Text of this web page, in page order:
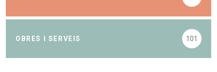
OBRES I SERVEIS 101